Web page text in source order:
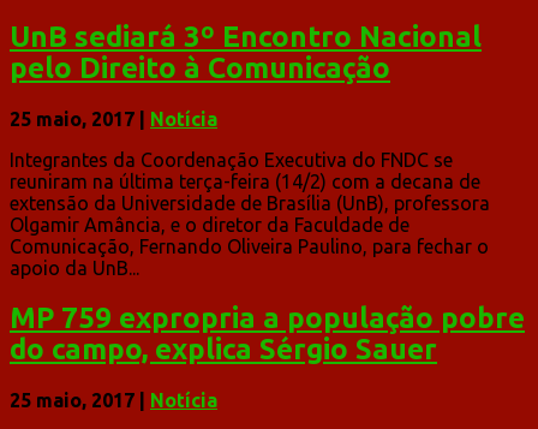
UnB sediará 3º Encontro Nacional
pelo Direito à Comunicação
25 maio, 2017
Notícia
Integrantes da Coordenação Executiva do FNDC se
reuniram na última terça-feira (14/2) com a decana de
extensão da Universidade de Brasília (UnB), professora
Olgamir Amância, e o diretor da Faculdade de
Comunicação, Fernando Oliveira Paulino, para fechar o
apoio da UnB...
MP 759 expropria a população pobre
do campo, explica Sérgio Sauer
25 maio, 2017
Notícia